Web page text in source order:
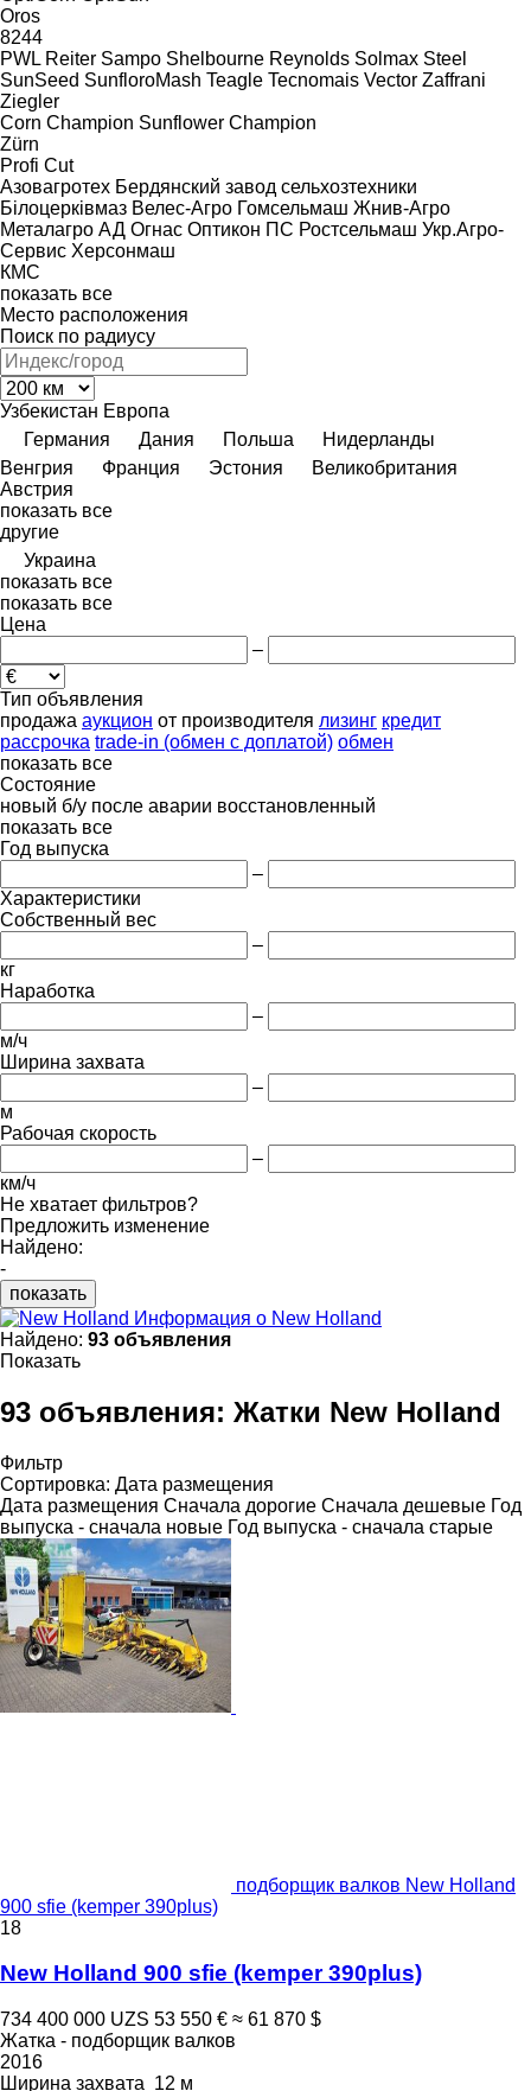
Oros
8244
PWL Reiter Sampo Shelbourne Reynolds Solmax Steel
SunSeed SunfloroMash Teagle Tecnomais Vector Zaffrani
Ziegler
Corn Champion Sunflower Champion
Zürn
Profi Cut
Азовагротех Бердянский завод сельхозтехники
Білоцерківмаз Велес-Агро Гомсельмаш Жнив-Агро
Металагро АД Огнас Оптикон ПС Ростсельмаш Укр.Агро-
Сервис Херсонмаш
КМС
показать все
Место расположения
Поиск по радиусу
Узбекистан Европа
Германия
Дания Польша
Нидерланды
Венгрия
Франция Эстония
Великобритания
Австрия
показать все
другие
Украина
показать все
показать все
Цена
–
Тип объявления
продажа аукцион от производителя лизинг кредит
рассрочка trade-in (обмен с доплатой) обмен
показать все
Состояние
новый б/у после аварии восстановленный
показать все
Год выпуска
–
Характеристики
Собственный вес
–
кг
Наработка
–
м/ч
Ширина захвата
–
м
Рабочая скорость
–
км/ч
Не хватает фильтров?
Предложить изменение
Найдено:
-
показать
Информация о New Holland
Найдено: 93 объявления
Показать
93 объявления: Жатки New Holland
Фильтр
Сортировка: Дата размещения
Дата размещения Сначала дорогие Сначала дешевые Год
выпуска - сначала новые Год выпуска - сначала старые
подборщик валков New Holland
900 sfie (kemper 390plus)
18
New Holland 900 sfie (kemper 390plus)
734 400 000 UZS 53 550 € ≈ 61 870 $
Жатка - подборщик валков
2016
Ширина захвата 12 м